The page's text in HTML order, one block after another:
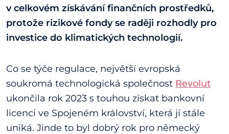
v celkovém získávání finančních prostředků,
protože rizikové fondy se raději rozhodly pro
investice do klimatických technologií.
Co se týče regulace, největší evropská
soukromá technologická společnost Revolut
ukončila rok 2023 s touhou získat bankovní
licenci ve Spojeném království, která jí stále
uniká. Jinde to byl dobrý rok pro německý